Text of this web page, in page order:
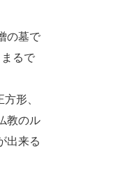
の墓で
るで
形、
教のル
出来る